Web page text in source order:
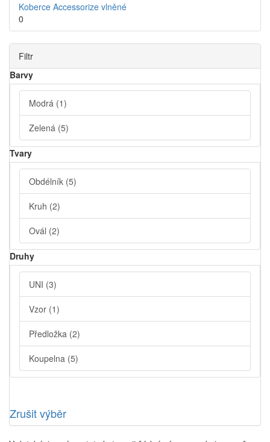
Koberce Accessorize vlněné
0
Filtr
Barvy
Modrá (1)
Zelená (5)
Tvary
Obdélník (5)
Kruh (2)
Ovál (2)
Druhy
UNI (3)
Vzor (1)
Předložka (2)
Koupelna (5)
Zrušit výběr